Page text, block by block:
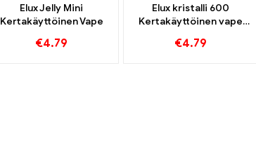
Elux Jelly Mini
Kertakäyttöinen Vape
€4.79
Elux kristalli 600
Kertakäyttöinen vape
€4.79